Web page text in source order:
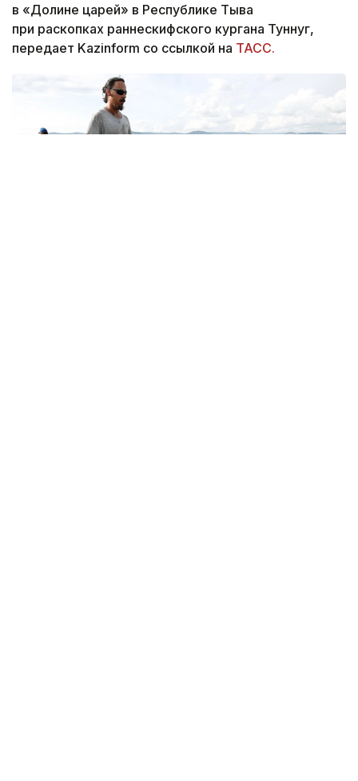
в «Долине царей» в Республике Тыва
при раскопках раннескифского кургана Туннуг,
передает Kazinform со ссылкой на ТАСС.